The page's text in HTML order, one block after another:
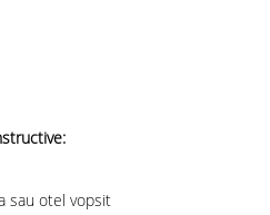
sau otel vopsit